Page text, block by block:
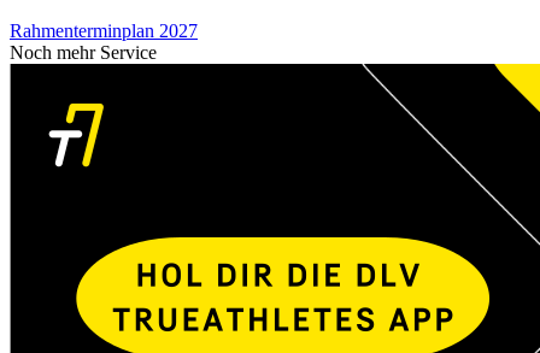
Rahmenterminplan 2027
Noch mehr Service